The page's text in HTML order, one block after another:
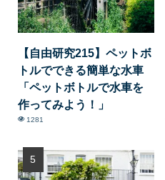
【自由研究215】ペットボ
トルでできる簡単な水車
「ペットボトルで水車を
作ってみよう！」
1281